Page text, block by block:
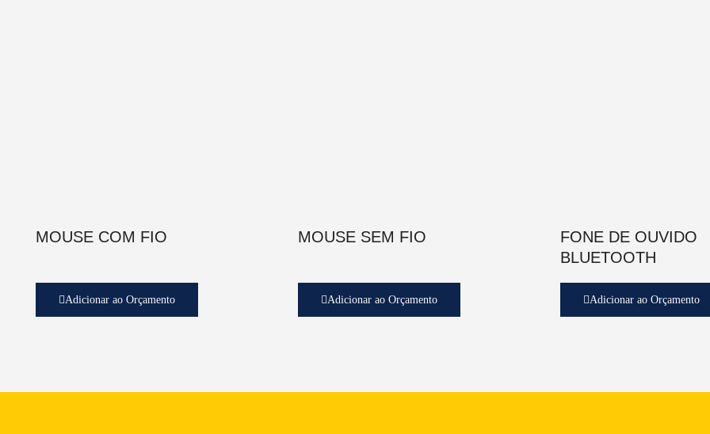
MOUSE COM FIO
Adicionar ao Orçamento
MOUSE SEM FIO
Adicionar ao Orçamento
FONE DE OUVIDO
BLUETOOTH
Adicionar ao Orçamento